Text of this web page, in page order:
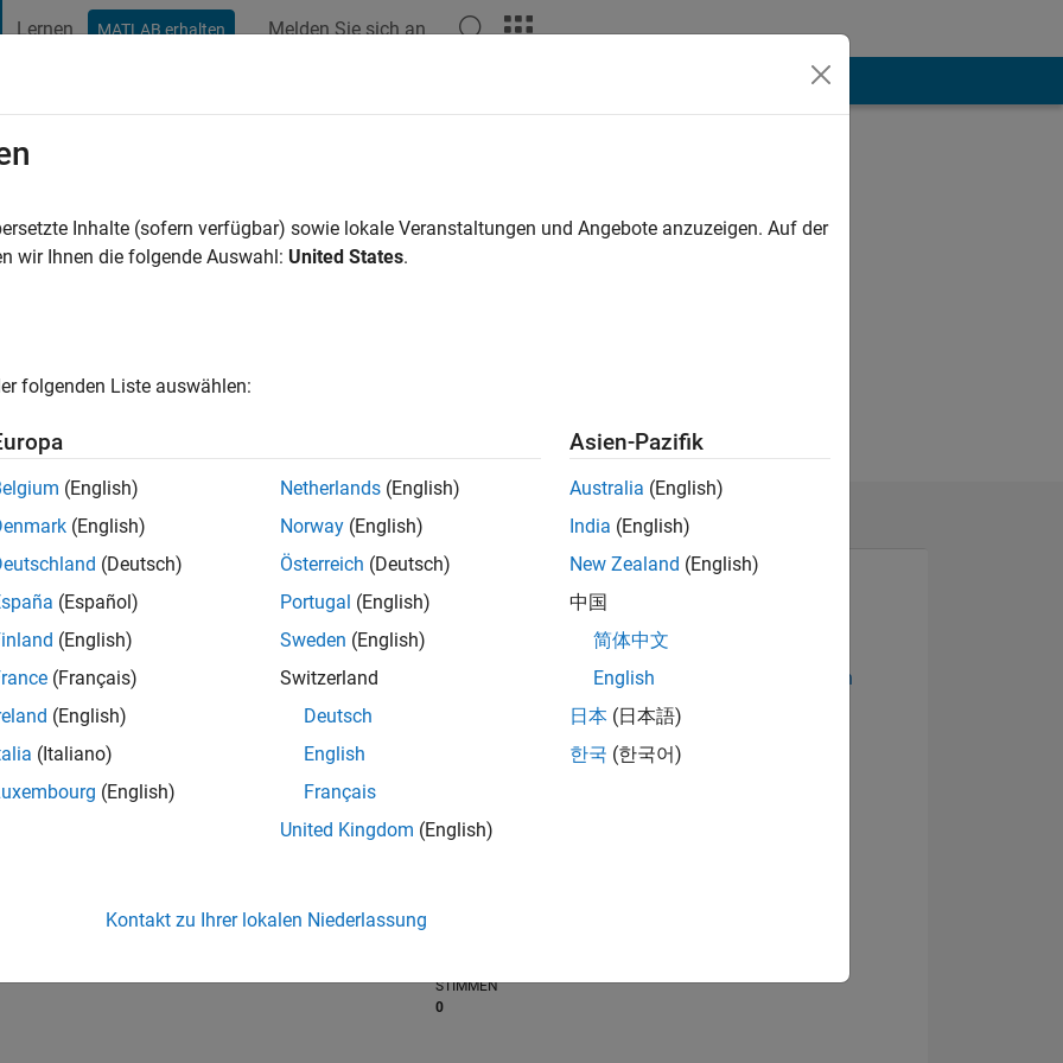
Lernen MATLAB erhalten Melden Sie sich an
vor|Aktiv seit 2011
Control theory, Contact problems of elasticity theory, Spectral Theory of
07/24
03/20 04/21 05/22 06/23
08/25
1 Antwort
STIMMEN
0
Abzeichen anzeigen
Inhalte (sofern verfügbar) sowie lokale Veranstaltungen und Angebote anzuzeigen. Auf der
wir Ihnen die folgende Auswahl: United States.
folgenden Liste auswählen:
(English)
(English)
(Deutsch)
(Español)
(English)
(Français)
(English)
(Italiano)
(English)
Netherlands (English)
Norway (English)
Österreich (Deutsch)
Portugal (English)
Sweden (English)
Switzerland
Deutsch
English
Français
United Kingdom (English)
Asien-Pazifik
Australia (English)
India (English)
New Zealand (English)
中国
简体中文
English
日本 (日本語)
한국 (한국어)
Kontakt zu Ihrer lokalen Niederlassung